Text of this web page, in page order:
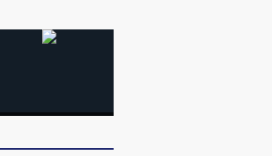
寻找100种
CFO：不靠规模取胜，华